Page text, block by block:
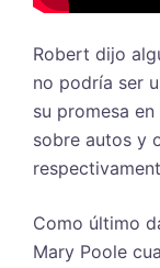
Robert dijo
no podría ser
su promesa
sobre autos y
Como último
Mary Poole